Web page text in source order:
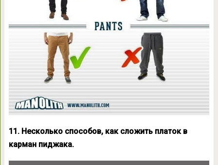
11. Несколько способов, как сложить платок в
карман пиджака.